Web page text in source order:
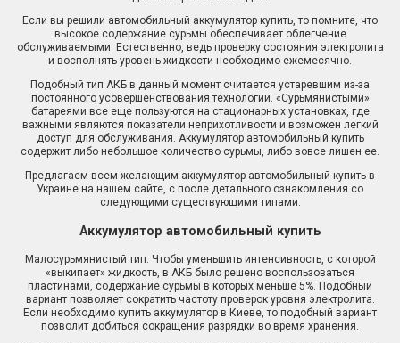
Если вы решили автомобильный аккумулятор купить, то помните, что
высокое содержание сурьмы обеспечивает облегчение
обслуживаемыми. Естественно, ведь проверку состояния электролита
и восполнять уровень жидкости необходимо ежемесячно.
Подобный тип АКБ в данный момент считается устаревшим из-за
постоянного усовершенствования технологий. «Сурьмянистыми»
батареями все еще пользуются на стационарных установках, где
важными являются показатели неприхотливости и возможен легкий
доступ для обслуживания. Аккумулятор автомобильный купить
содержит либо небольшое количество сурьмы, либо вовсе лишен ее.
Предлагаем всем желающим аккумулятор автомобильный купить в
Украине на нашем сайте, с после детального ознакомления со
следующими существующими типами.
Аккумулятор автомобильный купить
Малосурьмянистый тип. Чтобы уменьшить интенсивность, с которой
«выкипает» жидкость, в АКБ было решено воспользоваться
пластинами, содержание сурьмы в которых меньше 5%. Подобный
вариант позволяет сократить частоту проверок уровня электролита.
Если необходимо купить аккумулятор в Киеве, то подобный вариант
позволит добиться сокращения разрядки во время хранения.